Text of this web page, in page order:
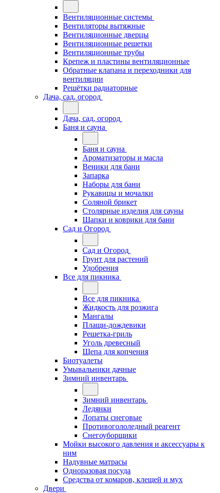
Вентиляционные системы
Вентиляторы вытяжные
Вентиляционные дверцы
Вентиляционные решетки
Вентиляционные трубы
Крепеж и пластины вентиляционные
Обратные клапана и переходники для
вентиляции
Решётки радиаторные
Дача, сад, огород
Дача, сад, огород
Баня и сауна
Баня и сауна
Ароматизаторы и масла
Веники для бани
Запарка
Наборы для бани
Рукавицы и мочалки
Соляной брикет
Столярные изделия для сауны
Шапки и коврики для бани
Сад и Огород
Сад и Огород
Грунт для растений
Удобрения
Все для пикника
Все для пикника
Жидкость для розжига
Мангалы
Плащи-дождевики
Решетка-гриль
Уголь древесный
Щепа для копчения
Биотуалеты
Умывальники дачные
Зимний инвентарь
Зимний инвентарь
Ледянки
Лопаты снеговые
Противогололедный реагент
Снегоуборщики
Мойки высокого давления и аксессуары к
ним
Надувные матрасы
Одноразовая посуда
Средства от комаров, клещей и мух
Двери